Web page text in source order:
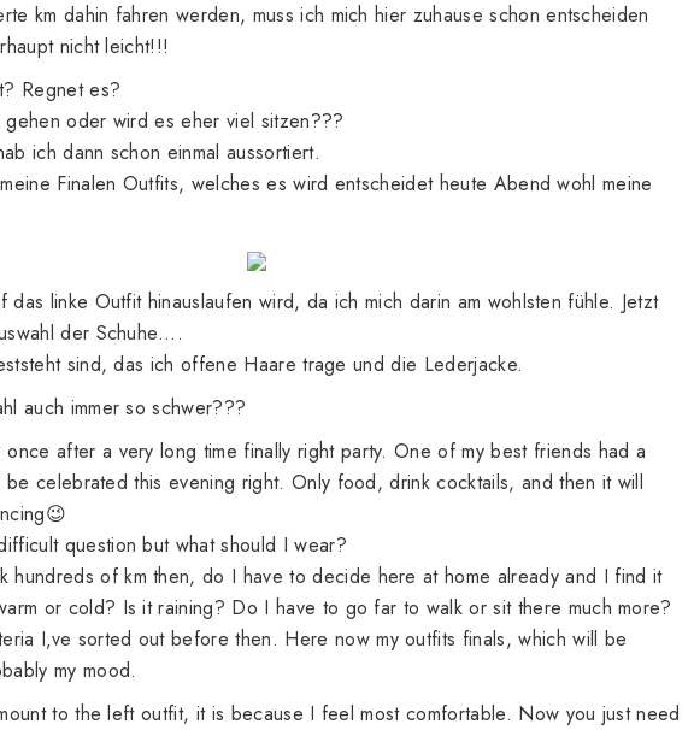
km dahin fahren werden, muss ich mich hier zuhause schon entscheiden
nicht leicht!!!
Regnet es?
gehen oder wird es eher viel sitzen???
ich dann schon einmal aussortiert.
Finalen Outfits, welches es wird entscheidet heute Abend wohl meine
das linke Outfit hinauslaufen wird, da ich mich darin am wohlsten fühle. Jetzt
der Schuhe….
sind, das ich offene Haare trage und die Lederjacke.
auch immer so schwer???
​​once after a very long time finally right party. One of my best friends had a
be celebrated this evening right. Only food, drink cocktails, and then it will
😉
question but what should I wear?
hundreds of km then, do I have to decide here at home already and I find it
or cold? Is it raining? Do I have to go far to walk or sit there much more?
I‚ve sorted out before then. Here now my outfits finals, which will be
my mood.
to the left outfit, it is because I feel most comfortable. Now you just need